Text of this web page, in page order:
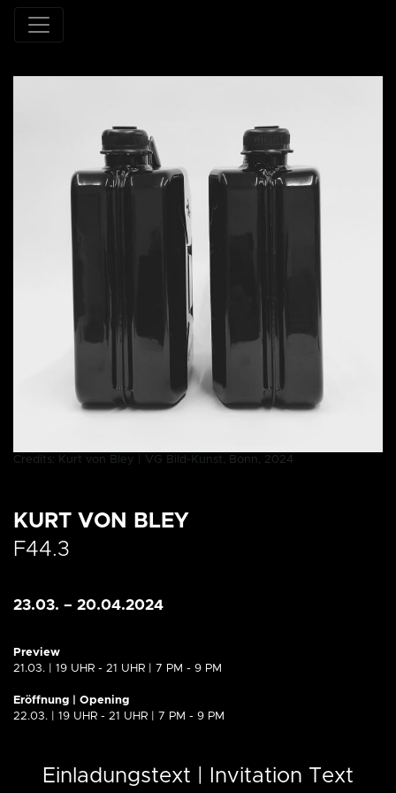
Credits: Kurt von Bley | VG Bild-Kunst, Bonn, 2024
KURT VON BLEY
F44.3
23.03. – 20.04.2024
Preview
21.03. | 19 UHR - 21 UHR | 7 PM - 9 PM
Eröffnung | Opening
22.03. | 19 UHR - 21 UHR | 7 PM - 9 PM
Einladungstext | Invitation Text